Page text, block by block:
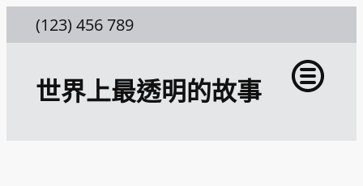
至
(123) 456 789
世界上最透明的故事